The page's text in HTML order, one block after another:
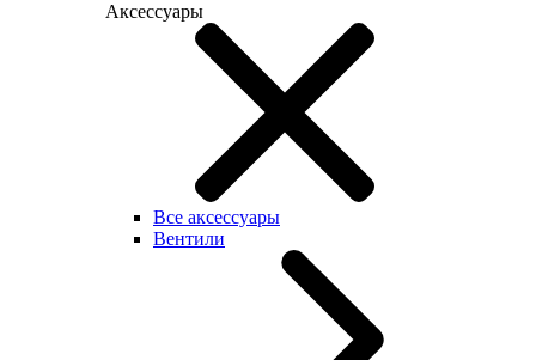
Аксессуары
Все аксессуары
Вентили